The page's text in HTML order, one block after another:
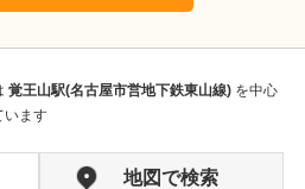
覚王山駅(名古屋市営地下鉄東山線) を中心
います
地図で検索